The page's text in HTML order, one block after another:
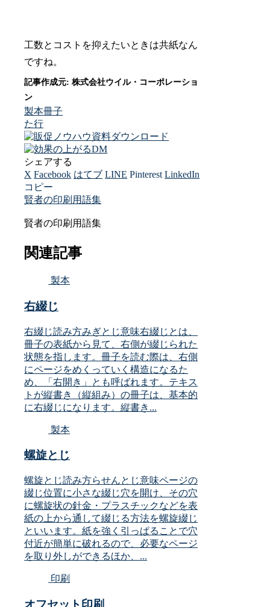
工数とコストを抑えたいときは共紙なん
ですね。
製本冊子
た行
シェアする
X Facebook はてブ LINE Pinterest LinkedIn
コピー
賢者の印刷用語集
賢者の印刷用語集
関連記事
製本
右綴じ
右綴じ読み方みぎとじ意味右綴じとは、
冊子の表紙から見て、右側が綴じられた
状態を指します。冊子を読む際は、右側
にページをめくっていく構造になるた
め、「右開き」とも呼ばれます。テキス
トが縦書き（縦組み）の冊子は、基本的
に右綴じになります。縦書き...
製本
螺旋とじ
螺旋とじ読み方らせんとじ意味ページの
綴じ位置に小さな綴じ穴を開け、その穴
に螺旋状の針金・プラスチックなどを表
紙の上から通して綴じる方法を螺旋綴じ
といいます。紙を強く引っぱることで穴
付近が簡単に破れるので、必要なページ
を取り外しができるほか、...
印刷
オフセット印刷